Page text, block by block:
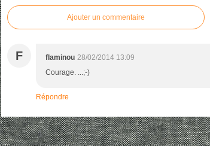
Ajouter un commentaire
F flaminou 28/02/2014 13:09
Courage. ...;-)
Répondre